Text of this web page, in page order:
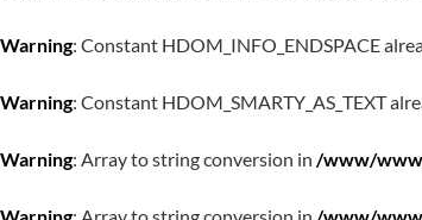
Warning: Constant HDOM_INFO_ENDSPACE
Warning: Constant HDOM_SMARTY_AS_TEXT
Warning: Array to string conversion in /www/